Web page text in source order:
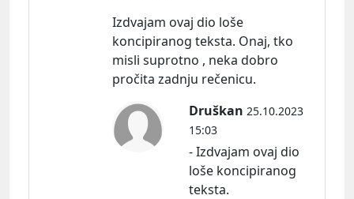
Izdvajam ovaj dio loše
koncipiranog teksta. Onaj, tko
misli suprotno , neka dobro
pročita zadnju rečenicu.
Druškan 25.10.2023
15:03
- Izdvajam ovaj dio
loše koncipiranog
teksta.